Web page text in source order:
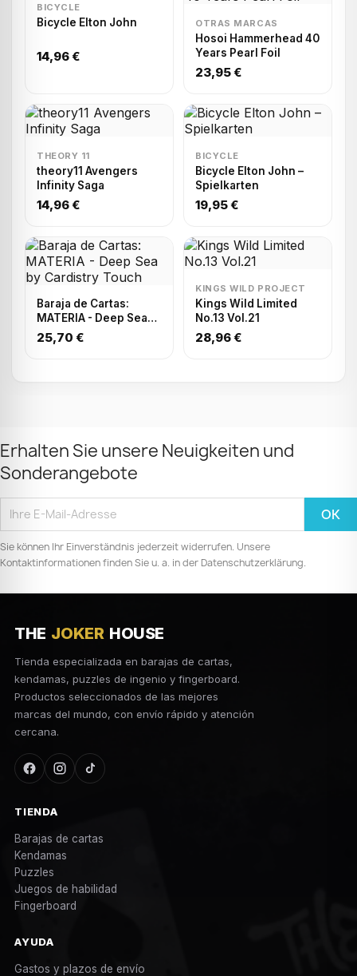
BICYCLE
Bicycle Elton John
14,96 €
OTRAS MARCAS
Hosoi Hammerhead 40
Years Pearl Foil
23,95 €
THEORY 11
theory11 Avengers
Infinity Saga
14,96 €
BICYCLE
Bicycle Elton John –
Spielkarten
19,95 €
Baraja de Cartas:
MATERIA - Deep Sea
by Cardistry Touch
25,70 €
KINGS WILD PROJECT
Kings Wild Limited
No.13 Vol.21
28,96 €
Erhalten Sie unsere Neuigkeiten und
Sonderangebote
Sie können Ihr Einverständnis jederzeit widerrufen. Unsere
Kontaktinformationen finden Sie u. a. in der Datenschutzerklärung.
THE JOKER HOUSE
Tienda especializada en barajas de cartas,
kendamas, puzzles de ingenio y fingerboard.
Productos seleccionados de las mejores
marcas del mundo, con envío rápido y atención
cercana.
TIENDA
Barajas de cartas
Kendamas
Puzzles
Juegos de habilidad
Fingerboard
AYUDA
Gastos y plazos de envío